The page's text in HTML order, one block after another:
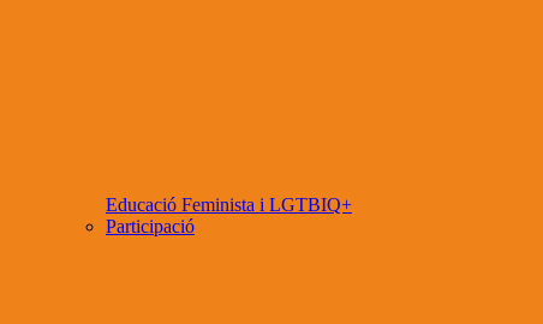
Educació Feminista i LGTBIQ+
Participació